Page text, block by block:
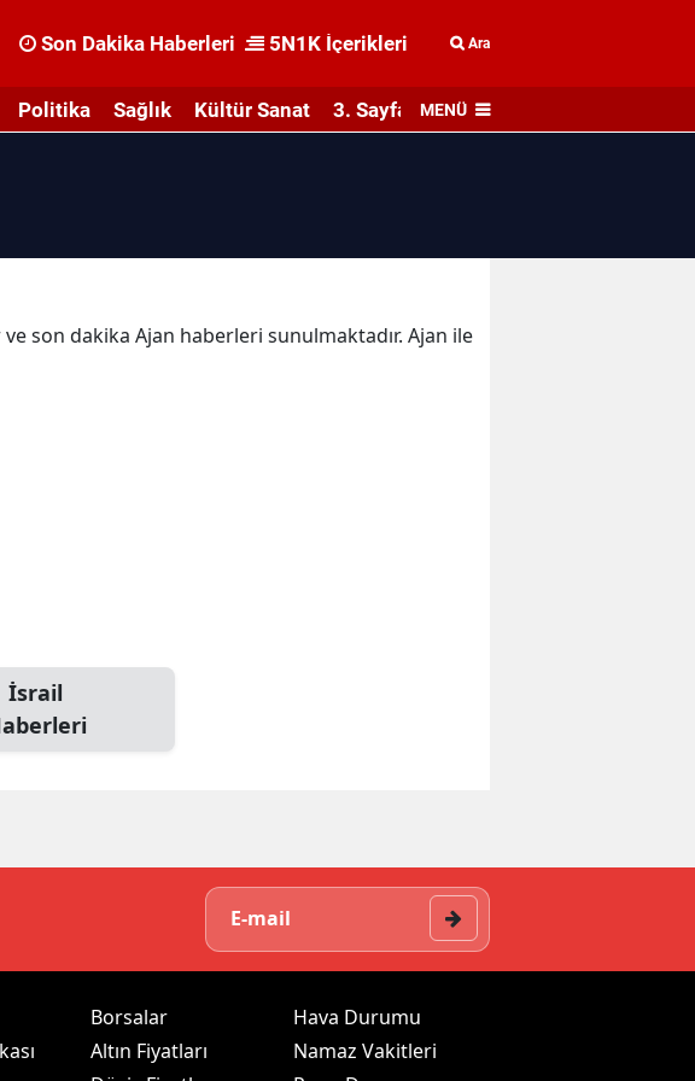
Son Dakika Haberleri 5N1K İçerikleri Ara
Politika Sağlık Kültür Sanat 3. Sayfa MENÜ
son dakika Ajan haberleri sunulmaktadır. Ajan ile
İsrail
Borsalar
Altın Fiyatları
Hava Durumu
Namaz Vakitleri